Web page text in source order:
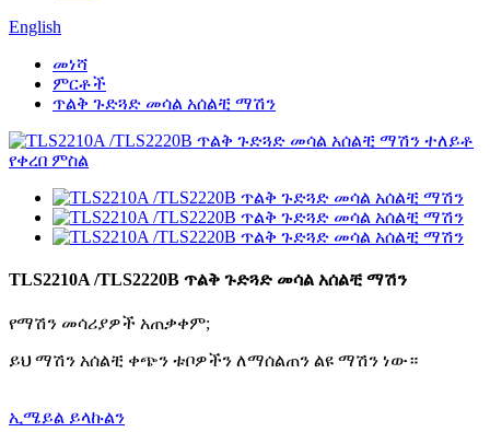
English
መነሻ
ምርቶች
ጥልቅ ጉድጓድ መሳል አሰልቺ ማሽን
TLS2210A /TLS2220B ጥልቅ ጉድጓድ መሳል አሰልቺ ማሽን
የማሽን መሳሪያዎች አጠቃቀም;
ይህ ማሽን አሰልቺ ቀጭን ቱቦዎችን ለማሰልጠን ልዩ ማሽን ነው።
ኢሜይል ይላኩልን